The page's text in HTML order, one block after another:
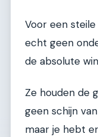
Voor een
echt geen
de absolute
Ze houden de
geen schijn
maar je hebt